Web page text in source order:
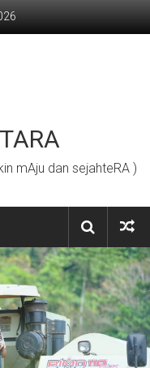
mAju dan sejahteRA )